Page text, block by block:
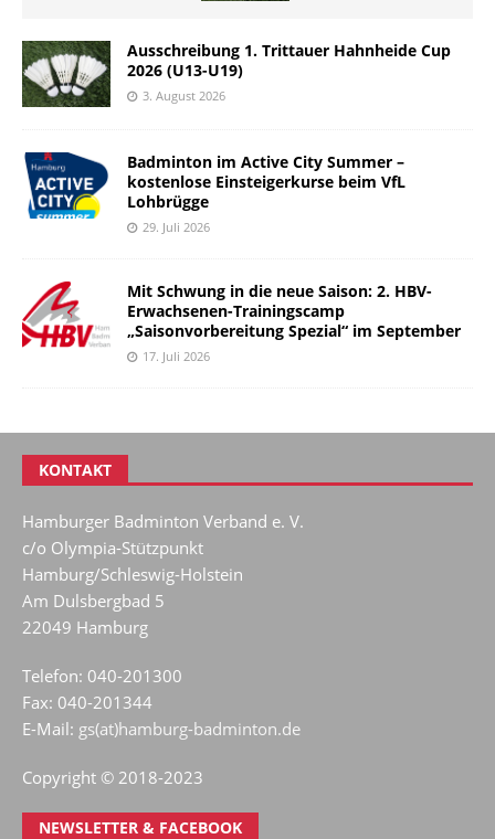
Ausschreibung 1. Trittauer Hahnheide Cup
2026 (U13-U19)
3. August 2026
Badminton im Active City Summer –
kostenlose Einsteigerkurse beim VfL
Lohbrügge
29. Juli 2026
Mit Schwung in die neue Saison: 2. HBV-
Erwachsenen-Trainingscamp
„Saisonvorbereitung Spezial“ im September
17. Juli 2026
KONTAKT
Hamburger Badminton Verband e. V.
c/o Olympia-Stützpunkt
Hamburg/Schleswig-Holstein
Am Dulsbergbad 5
22049 Hamburg
Telefon: 040-201300
Fax: 040-201344
E-Mail: gs(at)hamburg-badminton.de
Copyright © 2018-2023
NEWSLETTER & FACEBOOK